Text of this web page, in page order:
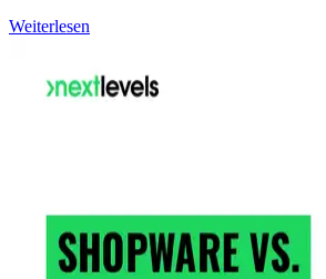
Weiterlesen